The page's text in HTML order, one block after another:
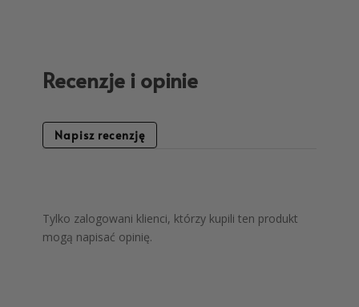
Recenzje i opinie
Napisz recenzję
Tylko zalogowani klienci, którzy kupili ten produkt
mogą napisać opinię.